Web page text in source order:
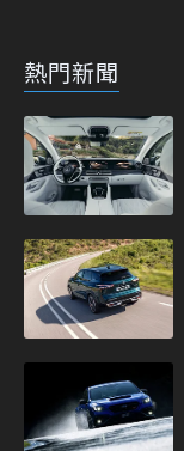
熱門新聞